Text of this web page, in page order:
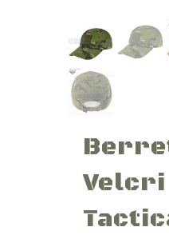
Velcri